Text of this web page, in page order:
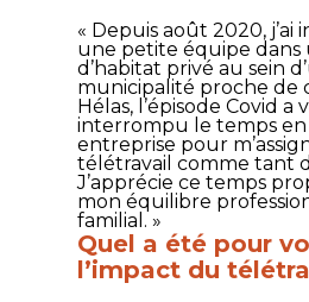
« Depuis août 2020, j’ai
une petite équipe dans
d’habitat privé au sein
municipalité proche de
Hélas, l’épisode Covid a
interrompu le temps en
entreprise pour
télétravail comme tant
J’apprécie ce temps
mon équilibre
familial. »
Quel a été pour
l’impact du